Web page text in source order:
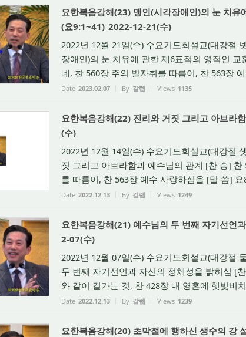
요한복음강해(23) 맹인(시각장애인)의 눈 치
(요9:1~41)_2022-12-21(수)
2022년 12월 21일(수) 수요기도회설교(대강절
장애인)의 눈 치유에 관한 제6표적의 영적인
네, 찬 560장 주의 발자취를 따름이, 찬 563장
Date 2023.02.07 By 갈렙 Views 1135
요한복음강해(22) 진리와 거짓 그리고 아브라
(수)
2022년 12월 14일(수) 수요기도회설교(대강절
짓 그리고 아브라함과 예수님의 관계 [찬 송]
를 따름이, 찬 563장 예수 사랑하심을 [말 씀] 요
Date 2022.12.13 By 갈렙 Views 1249
요한복음강해(21) 예수님의 두 번째 자기선언
2-07(수)
2022년 12월 07일(수) 수요기도회설교(대강절
두 번째 자기선언과 자신의 정체성을 밝히심 [
와 같이 길가는 것, 찬 428장 내 영혼에 햇빛비
Date 2022.12.13 By 갈렙 Views 1239
요한복음강해(20) 초막절에 행하신 생수의 강